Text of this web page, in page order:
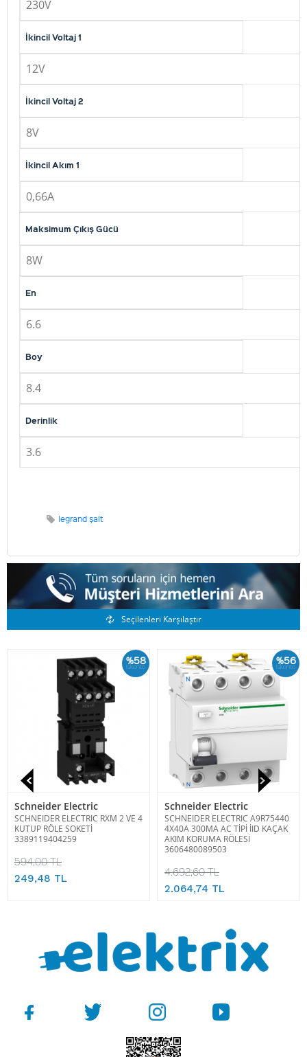
230V
İkincil Voltaj 1
12V
İkincil Voltaj 2
8V
İkincil Akım 1
0,66A
Maksimum Çıkış Gücü
8W
En
6.6
Boy
8.4
Derinlik
3.6
legrand şalt
Benzer Ürünler
Seçilenleri Karşılaştır
%58
İskonto
Schneider Electric
SCHNEIDER ELECTRIC RXM 2 VE 4
KUTUP RÖLE SOKETİ
3389119404259
594,00 TL
249,48 TL
%56
İskonto
Schneider Electric
SCHNEIDER ELECTRIC A9R75440
4X40A 300MA AC TİPİ İID KAÇAK
AKIM KORUMA RÖLESİ
3606480089503
4.692,60 TL
2.064,74 TL